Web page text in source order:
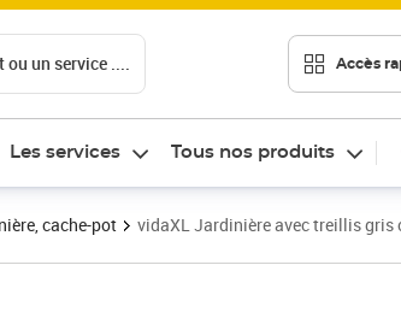
ou un service .... Accès
Les services Tous nos produits
cache-pot vidaXL Jardinière avec treillis gris